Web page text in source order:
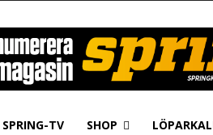
SPRING-TV SHOP